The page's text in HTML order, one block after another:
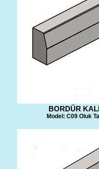
BORDÜR
Model: C09 Oluk